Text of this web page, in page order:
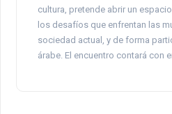
cultura, pretende abrir un
los desafíos que enfrentan las
sociedad actual, y de forma
árabe. El encuentro contará con